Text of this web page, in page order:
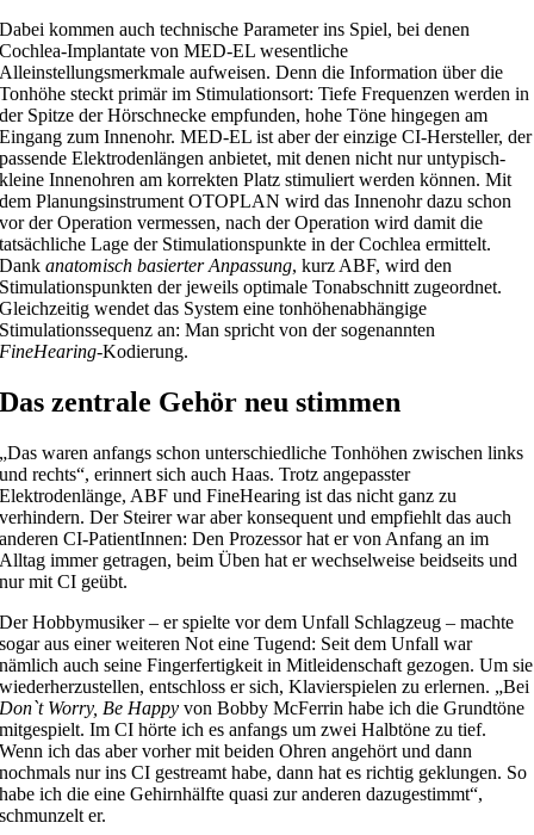
Dabei kommen auch technische Parameter ins Spiel, bei denen
Cochlea-Implantate von MED-EL wesentliche
Alleinstellungsmerkmale aufweisen. Denn die Information über die
Tonhöhe steckt primär im Stimulationsort: Tiefe Frequenzen werden in
der Spitze der Hörschnecke empfunden, hohe Töne hingegen am
Eingang zum Innenohr. MED-EL ist aber der einzige CI-Hersteller, der
passende Elektrodenlängen anbietet, mit denen nicht nur untypisch-
kleine Innenohren am korrekten Platz stimuliert werden können. Mit
dem Planungsinstrument OTOPLAN wird das Innenohr dazu schon
vor der Operation vermessen, nach der Operation wird damit die
tatsächliche Lage der Stimulationspunkte in der Cochlea ermittelt.
Dankanatomisch basierter Anpassung, kurz ABF, wird den
Stimulationspunkten der jeweils optimale Tonabschnitt zugeordnet.
Gleichzeitig wendet das System eine tonhöhenabhängige
Stimulationssequenz an: Man spricht von der sogenannten
FineHearing-Kodierung.
Das zentrale Gehör neu stimmen
„Das waren anfangs schon unterschiedliche Tonhöhen zwischen links
und rechts“, erinnert sich auch Haas. Trotz angepasster
Elektrodenlänge, ABF und FineHearing ist das nicht ganz zu
verhindern. Der Steirer war aber konsequent und empfiehlt das auch
anderen CI-PatientInnen: Den Prozessor hat er von Anfang an im
Alltag immer getragen, beim Üben hat er wechselweise beidseits und
nur mit CI geübt.
Der Hobbymusiker – er spielte vor dem Unfall Schlagzeug – machte
sogar aus einer weiteren Not eine Tugend: Seit dem Unfall war
nämlich auch seine Fingerfertigkeit in Mitleidenschaft gezogen. Um sie
wiederherzustellen, entschloss er sich, Klavierspielen zu erlernen. „Bei
Don`t Worry, Be Happyvon Bobby McFerrin habe ich die Grundtöne
mitgespielt. Im CI hörte ich es anfangs um zwei Halbtöne zu tief.
Wenn ich das aber vorher mit beiden Ohren angehört und dann
nochmals nur ins CI gestreamt habe, dann hat es richtig geklungen. So
habe ich die eine Gehirnhälfte quasi zur anderen dazugestimmt“,
schmunzelt er.